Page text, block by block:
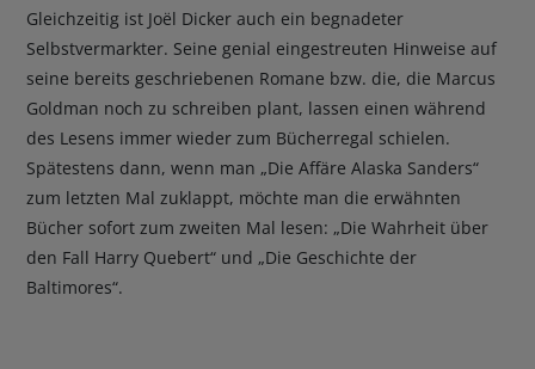
Gleichzeitig ist Joël Dicker auch ein begnadeter
Selbstvermarkter. Seine genial eingestreuten Hinweise auf
seine bereits geschriebenen Romane bzw. die, die Marcus
Goldman noch zu schreiben plant, lassen einen während
des Lesens immer wieder zum Bücherregal schielen.
Spätestens dann, wenn man „Die Affäre Alaska Sanders“
zum letzten Mal zuklappt, möchte man die erwähnten
Bücher sofort zum zweiten Mal lesen: „Die Wahrheit über
den Fall Harry Quebert“ und „Die Geschichte der
Baltimores“.